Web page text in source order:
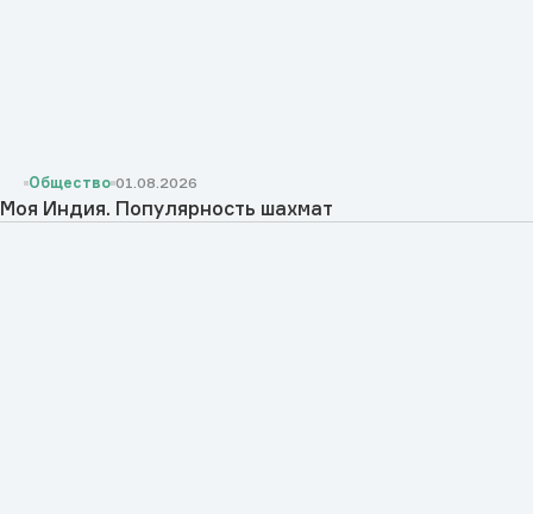
Общество 01.08.2026
Моя Индия. Популярность шахмат